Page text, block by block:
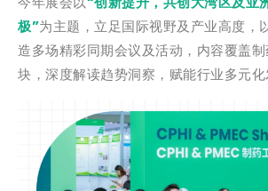
极”为主题，立足国际视野及产业高度，
造多场精彩同期会议及活动，内容覆盖
块，深度解读趋势洞察，赋能行业多元化